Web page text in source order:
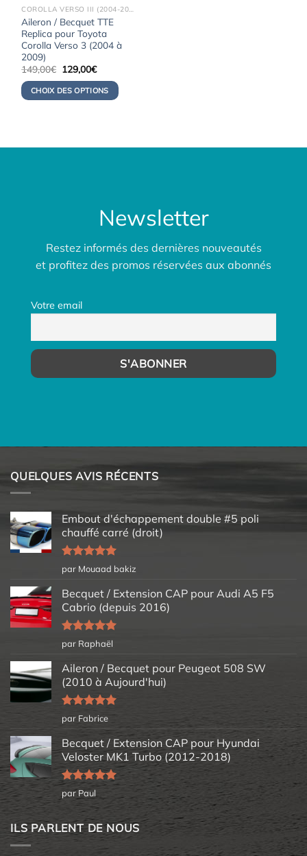
COROLLA VERSO III (2004-2009)
Aileron / Becquet TTE
Replica pour Toyota
Corolla Verso 3 (2004 à
2009)
149,00€ Le
initial
était :
149,00€.
129,00€Le
actuel
est :
129,00€.
CHOIX DES OPTIONS
Newsletter
Restez informés des dernières nouveautés
et profitez des promos réservées aux abonnés
Votre email
QUELQUES AVIS RÉCENTS
Embout d'échappement double #5 poli
chauffé carré (droit)
Note5sur
5
par Mouaad bakiz
Becquet / Extension CAP pour Audi A5 F5
Cabrio (depuis 2016)
Note5sur
5
par Raphaël
Aileron / Becquet pour Peugeot 508 SW
(2010 à Aujourd'hui)
Note5sur
5
par Fabrice
Becquet / Extension CAP pour Hyundai
Veloster MK1 Turbo (2012-2018)
Note5sur
5
par Paul
ILS PARLENT DE NOUS